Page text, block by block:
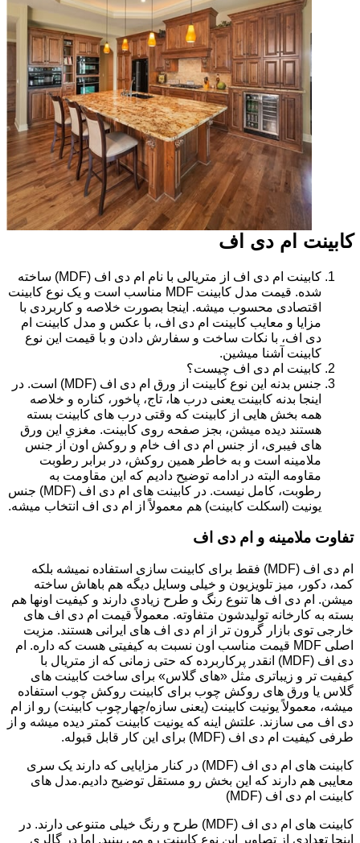
کابینت ام دی اف
کابینت ام دی اف از متریالی با نام ام دی اف (MDF) ساخته
شده. قیمت مدل کابینت MDF مناسب است و یک نوع کابینت
اقتصادی محسوب میشه. اینجا بصورت خلاصه و کاربردی با
مزایا و معایب کابینت ام دی اف، با عکس و مدل کابینت ام
دی اف، با نکات ساخت و سفارش دادن و با قیمت این نوع
کابینت آشنا میشین.
کابینت ام دی اف چیست؟
جنس بدنه این نوع کابینت از ورق ام دی اف (MDF) است. در
اینجا بدنه کابینت یعنی درب ها، تاج، پاخور، کناره و خلاصه
همه بخش هایی از کابینت که وقتی درب های کابینت بسته
هستند دیده میشن، بجز صفحه روی کابینت. مغزیِ این ورق
های فیبری، از جنس ام دی اف خام و روکش اون از جنس
ملامینه است و به خاطر همین روکش، در برابر رطوبت
مقاومه البته در ادامه توضیح دادیم که این مقاومت به
رطوبت، کامل نیست. در کابینت های ام دی اف (MDF) جنس
یونیت (اسکلت کابینت) هم معمولاً از ام دی اف انتخاب میشه.
تفاوت ملامینه و ام دی اف
ام دی اف (MDF) فقط برای کابینت سازی استفاده نمیشه بلکه
کمد، دکور، میز تلویزیون و خیلی وسایل دیگه هم باهاش ساخته
میشن. ام دی اف ها تنوع رنگ و طرح زیادی دارند و کیفیت اونها هم
بسته به کارخانه تولیدشون متفاوته. معمولاً قیمت ام دی اف های
خارجی توی بازار گرون تر از ام دی اف های ایرانی هستند. مزیت
اصلی MDF قیمت مناسب اون نسبت به کیفیتی هست که داره. ام
دی اف (MDF) انقدر پرکاربرده که حتی زمانی که از متریال با
کیفیت تر و زیباتری مثل «های گلاس» برای ساخت کابینت های
گلاس یا ورق های روکش چوب برای کابینت روکش چوب استفاده
میشه، معمولاً یونیت کابینت (یعنی سازه/چهارچوب کابینت) رو از ام
دی اف می سازند. علتش اینه که یونیت کابینت کمتر دیده میشه و از
طرفی کیفیت ام دی اف (MDF) برای این کار قابل قبوله.
کابینت های ام دی اف (MDF) در کنار مزایایی که دارند یک سری
معایبی هم دارند که این بخش رو مستقل توضیح دادیم.مدل های
کابینت ام دی اف (MDF)
کابینت های ام دی اف (MDF) طرح و رنگ خیلی متنوعی دارند. در
اینجا تعدادی از تصاویر این نوع کابینت رو می بینید. اما در گالری